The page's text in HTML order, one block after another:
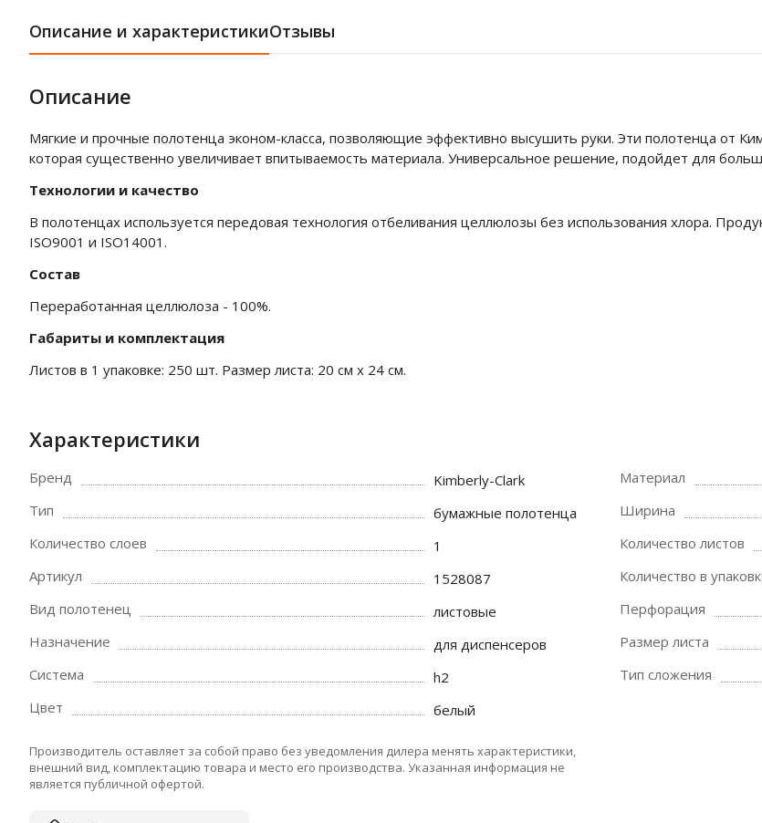
Описание и характеристикиОтзывы
Описание
Мягкие и прочные полотенца эконом-класса, позволяющие эффективно высушить руки. Эти полотенца от
которая существенно увеличивает впитываемость материала. Универсальное решение, подойдет для
Технологии и качество
В полотенцах используется передовая технология отбеливания целлюлозы без использования хлора.
ISO9001 и ISO14001.
Состав
Переработанная целлюлоза - 100%.
Габариты и комплектация
Листов в 1 упаковке: 250 шт. Размер листа: 20 см х 24 см.
Характеристики
Бренд
Kimberly-Clark
Тип
бумажные полотенца
Количество слоев
1
Артикул
1528087
Вид полотенец
листовые
Назначение
для диспенсеров
Система
h2
Цвет
белый
Материал
Ширина
Количество листов
Количество в
Перфорация
Размер листа
Тип сложения
Производитель оставляет за собой право без уведомления дилера менять характеристики,
внешний вид, комплектацию товара и место его производства. Указанная информация не
является публичной офертой.